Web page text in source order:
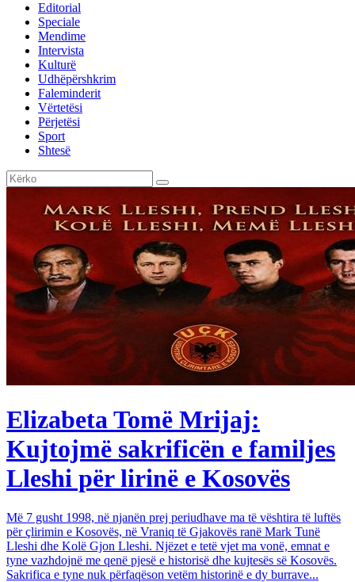
Editorial
Speciale
Mendime
Intervista
Kulturë
Udhëpërshkrim
Faleminderit
Vërtetësi
Përjetësi
Sport
Shtesë
Elizabeta Tomë Mrijaj:
Kujtojmë sakrificën e familjes
Lleshi për lirinë e Kosovës
Më 7 gusht 1998, në njanën prej periudhave ma të vështira të luftës
për çlirimin e Kosovës, në Vraniq të Gjakovës ranë Mark Tunë
Lleshi dhe Kolë Gjon Lleshi. Njëzet e tetë vjet ma vonë, emnat e
tyne vazhdojnë me qenë pjesë e historisë dhe kujtesës së Kosovës.
Sakrifica e tyne nuk përfaqëson vetëm historinë e dy burrave...